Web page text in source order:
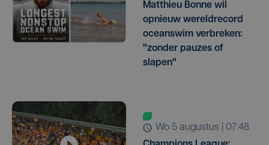
Matthieu Bonne wil
opnieuw wereldrecord
oceanswim verbreken:
"zonder pauzes of
slapen"
wo 5 augustus | 07:48